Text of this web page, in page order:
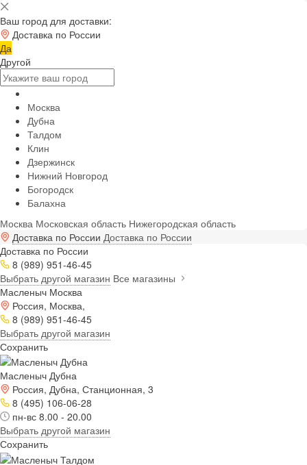
Ваш город для доставки:
Доставка по России
Да
Другой
Москва
Дубна
Талдом
Клин
Дзержинск
Нижний Новгород
Богородск
Балахна
Москва Московская область Нижегородская область
Доставка по России Доставка по России
Доставка по России
8 (989) 951-46-45
Выбрать другой магазин Все магазины
Масленыч Москва
Россия, Москва,
8 (989) 951-46-45
Выбрать другой магазин
Сохранить
Масленыч Дубна
Россия, Дубна, Станционная, 3
8 (495) 106-06-28
пн-вс 8.00 - 20.00
Выбрать другой магазин
Сохранить